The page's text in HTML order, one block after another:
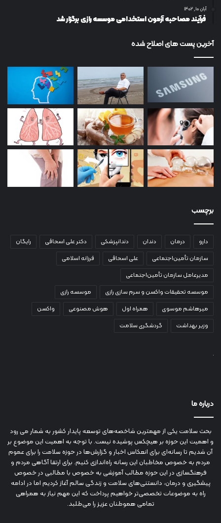
آبان ۱۰, ۱۴۰۲
فرآیند مصاحبه آزمون استخدامی موسسه رازی برگزار شد
آخرین پست های اصلاح شده
برچسب
دارو درمان دندان دندانپزشکی دکتر علی اسحاقی
رایگان
سازمان تأمین‌اجتماعی
علی اسحاقی
فرزانه اسلامی
مدیرعامل سازمان تأمین‌اجتماعی
موسسه تحقیقات واکسن و سرم سازی رازی
موسسه رازی
میرهاشم موسوی
همراه اول هوش مصنوعی
واکسن
وزیر بهداشت
گردشگری سلامت
درباره ما
بحث سلامت یکی از مهمترین شاخصه‌های توسعه پایدار کشور به شمار می رود
و اهمیت این حوزه بر هیچکس پوشیده نیست. با توجه به اهمیت این موضوع بر
آن شدیم تا رسانه‌ای برای انعکاس اخبار و گزارش‌ها در حوزه سلامت را برای عموم
مردم به خصوص مخاطبان این رسانه راه‌اندازی کنیم. برای ارتقا آگاهی مردم و
فرهنگسازی در این حوزه مطالب آموزشی به خصوص با مطالبی در خصوص
پیشگیری و درمان، دانستنی‌های سلامت و زندگی سالم آغاز کردیم اما در ادامه
راه به موضوعات تخصصی‌تر خواهیم پرداخت که این مهم نیاز به همراهی
تمامی هموطنان عزیز را می‌طلبد.